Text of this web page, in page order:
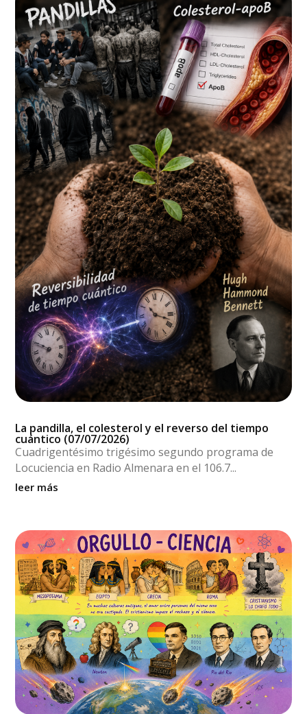
La pandilla, el colesterol y el reverso del tiempo
cuántico (07/07/2026)
Cuadrigentésimo trigésimo segundo programa de
Locuciencia en Radio Almenara en el 106.7...
leer más